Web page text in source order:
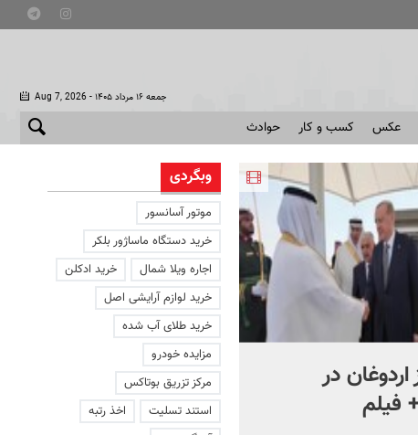
Aug 7, 2026 - جمعه ۱۶ مرداد ۱۴۰۵
عکس کسب و کار حوادث
اردوغان در
فیلم
شادمهر عقیلی قطعه «گل
یاس» را بازخوانی کرد |
وبگردی
موتور آسانسور
خرید دستگاه ماساژور بلکر
اجاره ویلا شمال
خرید ادکلن
خرید لوازم آرایشی اصل
خرید طلای آب شده
مزایده خودرو
مرکز تزریق بوتاکس
استند تسلیت
اخذ رتبه